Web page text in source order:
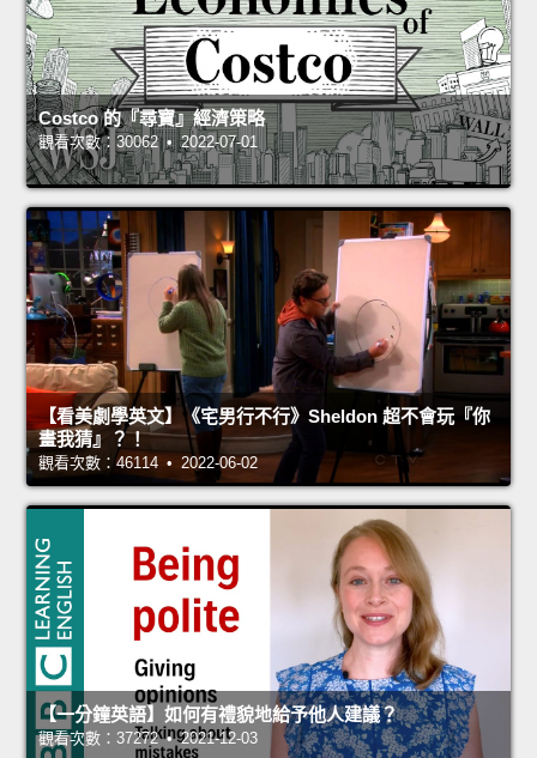
Costco 的『尋寶』經濟策略
觀看次數：30062 • 2022-07-01
【看美劇學英文】《宅男行不行》Sheldon 超不會玩『你
畫我猜』？！
觀看次數：46114 • 2022-06-02
【一分鐘英語】如何有禮貌地給予他人建議？
觀看次數：37272 • 2021-12-03